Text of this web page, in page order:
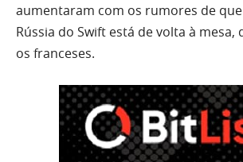
aumentaram com os rumores de
Rússia do Swift está de volta à mesa,
os franceses.